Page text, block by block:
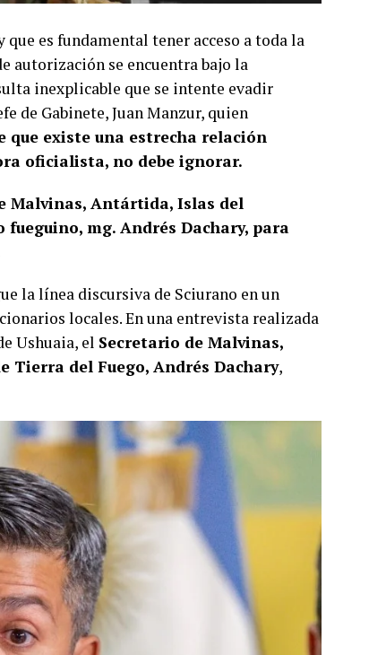
es fundamental tener acceso a toda la
autorización se encuentra bajo la
inexplicable que se intente evadir
de Gabinete, Juan Manzur, quien
que existe una estrecha relación
oficialista, no debe ignorar.
Malvinas, Antártida, Islas del
mg. Andrés Dachary, para
la línea discursiva de Sciurano en un
locales. En una entrevista realizada
Ushuaia, el Secretario de Malvinas,
del Fuego, Andrés Dachary,